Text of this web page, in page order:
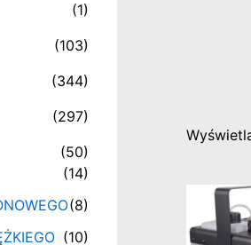
(1)
(103)
(344)
(297)
(50)
(14)
(8)
(10)